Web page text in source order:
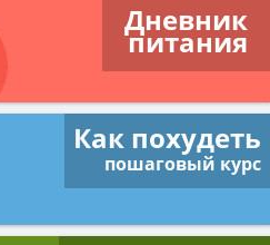
Дневник
питания
Как похудеть
пошаговый курс